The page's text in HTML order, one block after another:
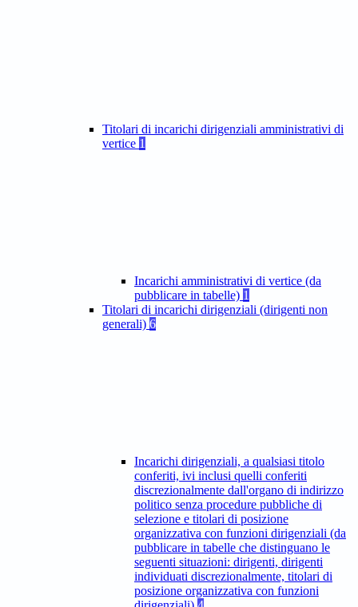
Titolari di incarichi dirigenziali amministrativi di
vertice 1
Incarichi amministrativi di vertice (da
pubblicare in tabelle) 1
Titolari di incarichi dirigenziali (dirigenti non
generali) 6
Incarichi dirigenziali, a qualsiasi titolo
conferiti, ivi inclusi quelli conferiti
discrezionalmente dall'organo di indirizzo
politico senza procedure pubbliche di
selezione e titolari di posizione
organizzativa con funzioni dirigenziali (da
pubblicare in tabelle che distinguano le
seguenti situazioni: dirigenti, dirigenti
individuati discrezionalmente, titolari di
posizione organizzativa con funzioni